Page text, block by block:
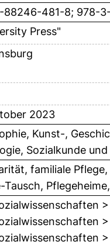
88246-481-8; 978-
Press"
2023
Kunst-,
Sozialkunde
familiale
Tausch,